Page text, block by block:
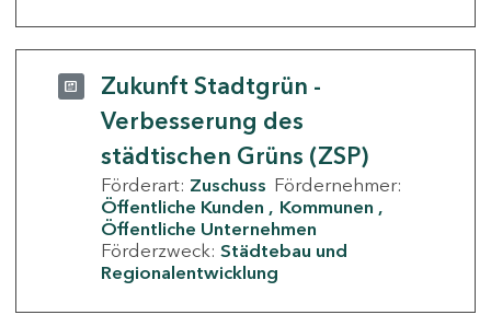
Zukunft Stadtgrün -
Verbesserung des
städtischen Grüns (ZSP)
Förderart: Zuschuss Fördernehmer:
Öffentliche Kunden
Kommunen
Öffentliche Unternehmen
Förderzweck: Städtebau und
Regionalentwicklung